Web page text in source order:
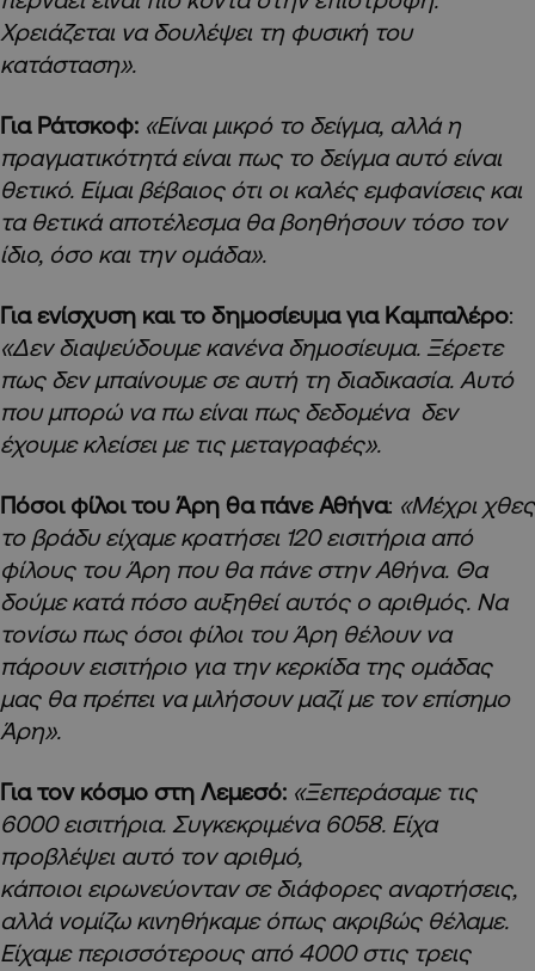
Χρειάζεται να δουλέψει τη φυσική του
κατάσταση».
Για Ράτσκοφ: «Είναι μικρό το δείγμα, αλλά η
πραγματικότητά είναι πως το δείγμα αυτό είναι
θετικό. Είμαι βέβαιος ότι οι καλές εμφανίσεις και
τα θετικά αποτέλεσμα θα βοηθήσουν τόσο τον
ίδιο, όσο και την ομάδα».
Για ενίσχυση και το δημοσίευμα για Καμπαλέρο:
«Δεν διαψεύδουμε κανένα δημοσίευμα. Ξέρετε
πως δεν μπαίνουμε σε αυτή τη διαδικασία. Αυτό
που μπορώ να πω είναι πως δεδομένα δεν
έχουμε κλείσει με τις μεταγραφές».
Πόσοι φίλοι του Άρη θα πάνε Αθήνα: «Μέχρι χθες
το βράδυ είχαμε κρατήσει 120 εισιτήρια από
φίλους του Άρη που θα πάνε στην Αθήνα. Θα
δούμε κατά πόσο αυξηθεί αυτός ο αριθμός. Να
τονίσω πως όσοι φίλοι του Άρη θέλουν να
πάρουν εισιτήριο για την κερκίδα της ομάδας
μας θα πρέπει να μιλήσουν μαζί με τον επίσημο
Άρη».
Για τον κόσμο στη Λεμεσό: «Ξεπεράσαμε τις
6000 εισιτήρια. Συγκεκριμένα 6058. Είχα
προβλέψει αυτό τον αριθμό,
κάποιοι ειρωνεύονταν σε διάφορες αναρτήσεις,
αλλά νομίζω κινηθήκαμε όπως ακριβώς θέλαμε.
Είχαμε περισσότερους από 4000 στις τρεις